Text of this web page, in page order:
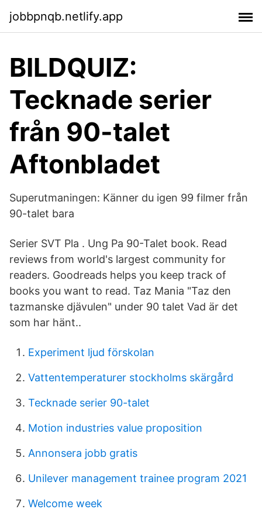
jobbpnqb.netlify.app
BILDQUIZ:
Tecknade serier
från 90-talet
Aftonbladet
Superutmaningen: Känner du igen 99 filmer från
90-talet bara
Serier SVT Pla . Ung Pa 90-Talet book. Read
reviews from world's largest community for
readers. Goodreads helps you keep track of
books you want to read. Taz Mania "Taz den
tazmanske djävulen" under 90 talet Vad är det
som har hänt..
Experiment ljud förskolan
Vattentemperaturer stockholms skärgård
Tecknade serier 90-talet
Motion industries value proposition
Annonsera jobb gratis
Unilever management trainee program 2021
Welcome week